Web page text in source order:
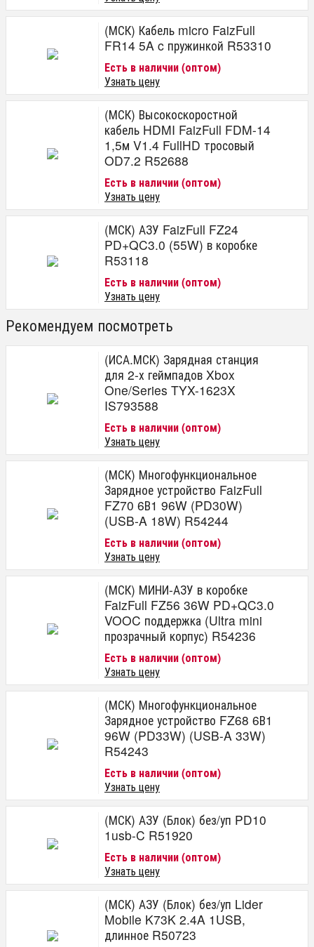
(МСК) Кабель micro FaizFull
FR14 5A c пружинкой R53310
Есть в наличии (оптом)
Узнать цену
(МСК) Высокоскоростной
кабель HDMI FaizFull FDM-14
1,5м V1.4 FullHD тросовый
OD7.2 R52688
Есть в наличии (оптом)
Узнать цену
(МСК) АЗУ FaizFull FZ24
PD+QC3.0 (55W) в коробке
R53118
Есть в наличии (оптом)
Узнать цену
Рекомендуем посмотреть
(ИСА.МСК) Зарядная станция
для 2-х геймпадов Xbox
One/Series TYX-1623X
IS793588
Есть в наличии (оптом)
Узнать цену
(МСК) Многофункциональное
Зарядное устройство FaizFull
FZ70 6В1 96W (PD30W)
(USB-A 18W) R54244
Есть в наличии (оптом)
Узнать цену
(МСК) МИНИ-АЗУ в коробке
FaizFull FZ56 36W PD+QC3.0
VOOC поддержка (Ultra mini
прозрачный корпус) R54236
Есть в наличии (оптом)
Узнать цену
(МСК) Многофункциональное
Зарядное устройство FZ68 6В1
96W (PD33W) (USB-A 33W)
R54243
Есть в наличии (оптом)
Узнать цену
(МСК) АЗУ (Блок) без/уп PD10
1usb-C R51920
Есть в наличии (оптом)
Узнать цену
(МСК) АЗУ (Блок) без/уп Lider
Mobile K73K 2.4A 1USB,
длинное R50723